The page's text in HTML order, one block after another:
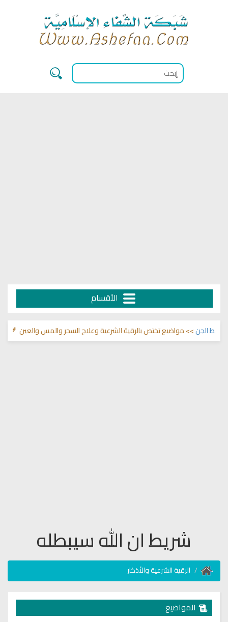
الأقسام
الجن>> مواضيع تختص بالرقية الشرعية وعلاج السحر والمس والعين 🌾
شريط ان الله سيبطله
الرقية الشرعية والأذكار
المواضيع